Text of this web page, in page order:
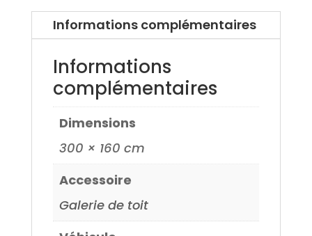
Informations complémentaires
Informations
complémentaires
Dimensions
300 × 160 cm
Accessoire
Galerie de toit